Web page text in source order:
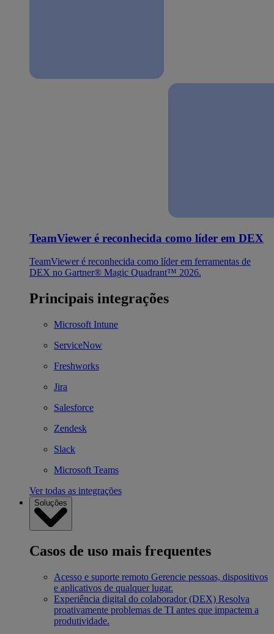
TeamViewer é reconhecida como líder em DEX
TeamViewer é reconhecida como líder em ferramentas de
DEX no Gartner® Magic Quadrant™ 2026.
Principais integrações
Microsoft Intune
ServiceNow
Freshworks
Jira
Salesforce
Zendesk
Slack
Microsoft Teams
Ver todas as integrações
Soluções
Casos de uso mais frequentes
Acesso e suporte remoto Gerencie pessoas, dispositivos
e aplicativos de qualquer lugar.
Experiência digital do colaborador (DEX) Resolva
proativamente problemas de TI antes que impactem a
produtividade.